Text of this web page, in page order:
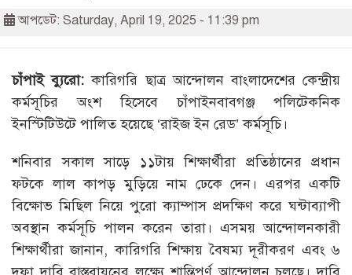
আপডেট: Saturday, April 19, 2025 - 11:39 pm
চাঁপাই ব্যুরো: কারিগরি ছাত্র আন্দোলন বাংলাদেশের কেন্দ্রীয়
কর্মসূচির অংশ হিসেবে চাঁপাইনবাবগঞ্জ পলিটেকনিক
ইনস্টিটিউটে পালিত হয়েছে ‘রাইজ ইন রেড’ কর্মসূচি।
শনিবার সকাল সাড়ে ১১টায় শিক্ষার্থীরা প্রতিষ্ঠানের প্রধান
ফটকে লাল কাপড় মুড়িয়ে নাম ঢেকে দেন। এরপর একটি
বিক্ষোভ মিছিল নিয়ে পুরো ক্যাম্পাস প্রদক্ষিণ করে ঘন্টাব্যাপী
অবস্থান কর্মসূচি পালন করেন তারা। এসময় আন্দোলনকারী
শিক্ষার্থীরা জানান, কারিগরি শিক্ষায় বৈষম্য দূরীকরণ এবং ৬